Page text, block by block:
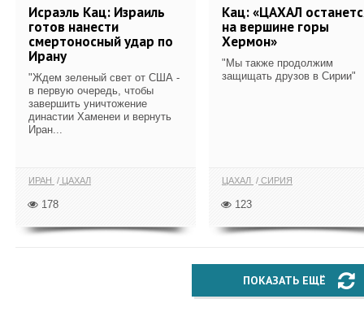
Исраэль Кац: Израиль
готов нанести
смертоносный удар по
Ирану
"Ждем зеленый свет от США -
в первую очередь, чтобы
завершить уничтожение
династии Хаменеи и вернуть
Иран...
ИРАН ЦАХАЛ
178
Кац: «ЦАХАЛ
на вершине горы
Хермон»
"Мы также продолжим
защищать друзов в Сирии"
ЦАХАЛ СИРИЯ
123
ПОКАЗАТЬ ЕЩЁ